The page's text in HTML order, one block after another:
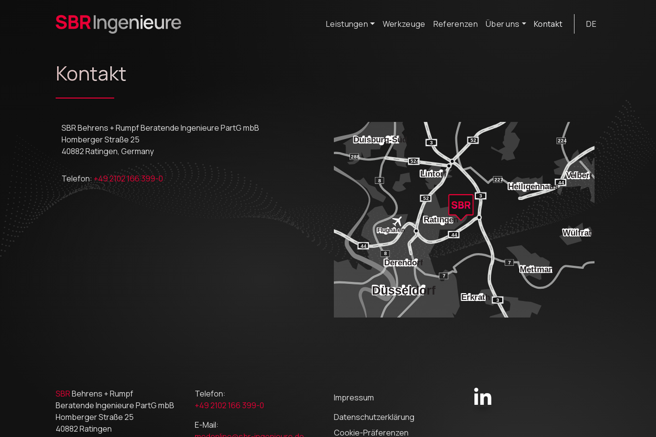
Leistungen Werkzeuge Referenzen Über uns Kontakt DE
Kontakt
SBR Behrens + Rumpf Beratende Ingenieure PartG mbB
Homberger Straße 25
40882 Ratingen, Germany
Telefon: +49 2102 166 399-0
SBRBehrens + Rumpf
Beratende Ingenieure PartG mbB
Homberger Straße 25
40882 Ratingen
Telefon:
+49 2102 166 399-0
E-Mail:
Impressum
Datenschutzerklärung
Cookie-Präferenzen